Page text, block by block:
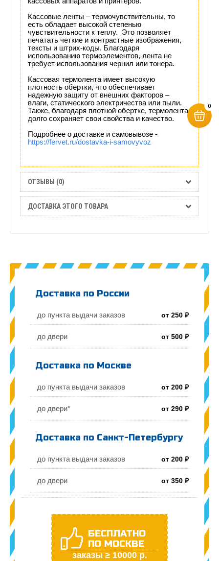
Кассовые ленты – термочувствительны, то
есть обладает высокой степенью
чувствительности к теплу. Это позволяет
печатать четкие и контрастные изображения,
тексты и штрих-коды. Благодаря
использованию термоэлементов, лента не
требует использования чернил или тонера.
Кассовая термолента имеет высокую
плотность обертки, что обеспечивает
надежную защиту от внешних факторов –
влаги, статического электричества или пыли.
Также, благодаря плотной обертке, термолента
долго сохраняет свои свойства и качество.
Подробнее о доставке и самовывозе -
https://fervet.ru/dostavka-i-samovyvoz
ОТЗЫВЫ (0)
ДОСТАВКА ЭТОГО ТОВАРА
Доставка по России
до пункта выдачи заказов от 250 ₽
до двери от 500 ₽
Доставка по Москве
до пункта выдачи заказов от 200 ₽
до двери* от 290 ₽
Доставка по Санкт-Петербургу
до пункта выдачи заказов от 200 ₽
до двери от 350 ₽
БЕСПЛАТНО
ПО МОСКВЕ
заказы ≥ 10000 р.
0